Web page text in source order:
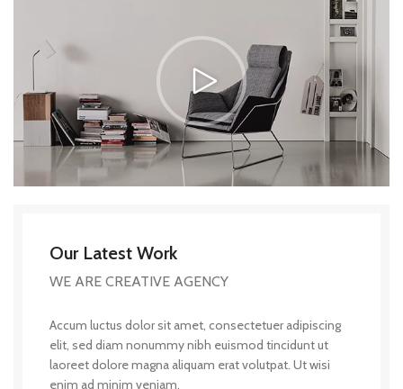
Our Latest Work
WE ARE CREATIVE AGENCY
Accum luctus dolor sit amet, consectetuer adipiscing
elit, sed diam nonummy nibh euismod tincidunt ut
laoreet dolore magna aliquam erat volutpat. Ut wisi
enim ad minim veniam.